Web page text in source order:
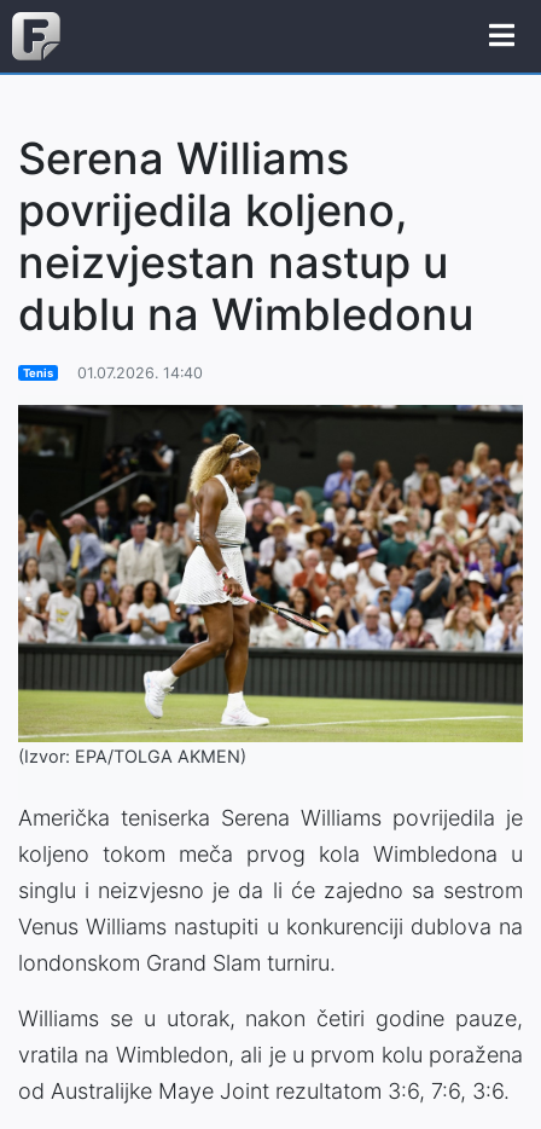
Serena Williams
povrijedila koljeno,
neizvjestan nastup u
dublu na Wimbledonu
Tenis 01.07.2026. 14:40
(Izvor: EPA/TOLGA AKMEN)
Američka teniserka Serena Williams povrijedila je
koljeno tokom meča prvog kola Wimbledona u
singlu i neizvjesno je da li će zajedno sa sestrom
Venus Williams nastupiti u konkurenciji dublova na
londonskom Grand Slam turniru.
Williams se u utorak, nakon četiri godine pauze,
vratila na Wimbledon, ali je u prvom kolu poražena
od Australijke Maye Joint rezultatom 3:6, 7:6, 3:6.